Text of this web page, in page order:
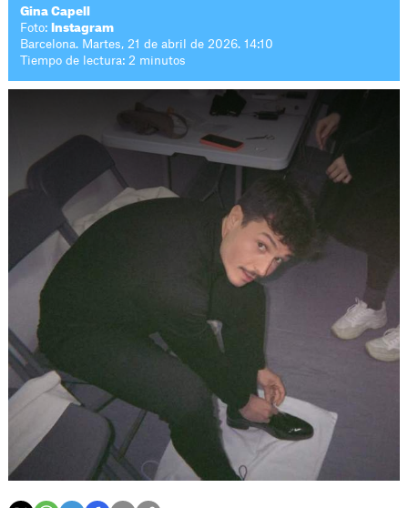
Gina Capell
Foto:
Instagram
Barcelona. Martes, 21 de abril de 2026. 14:10
Tiempo de lectura: 2 minutos